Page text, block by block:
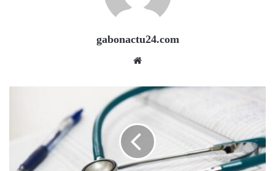
gabonactu24.com